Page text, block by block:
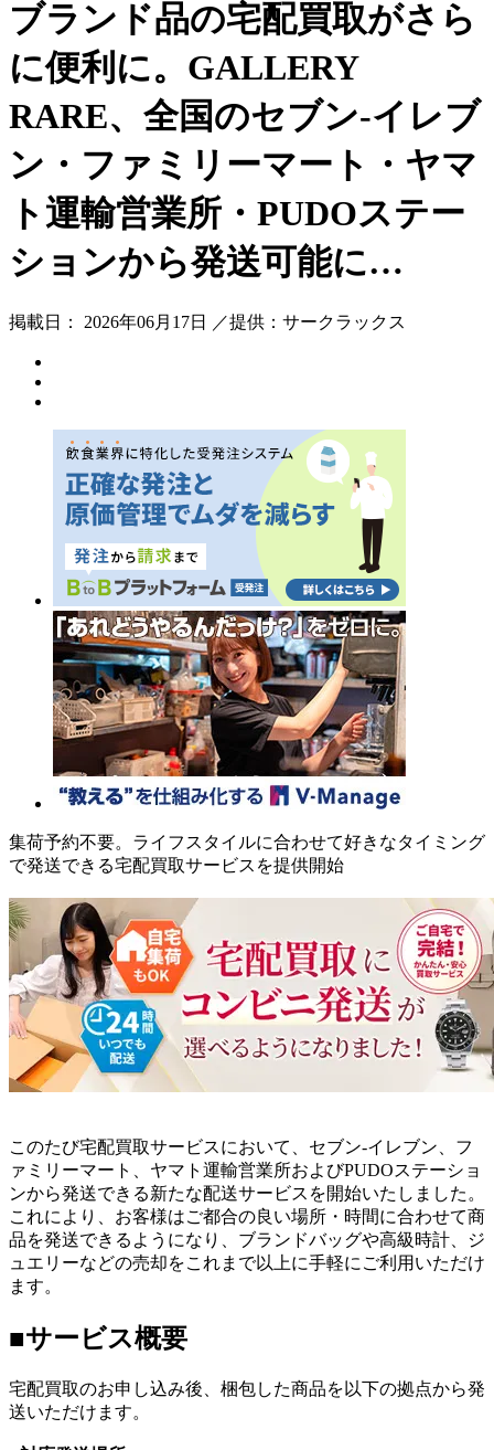
ブランド品の宅配買取がさら
に便利に。GALLERY
RARE、全国のセブン‐イレブ
ン・ファミリーマート・ヤマ
ト運輸営業所・PUDOステー
ションから発送可能に…
掲載日： 2026年06月17日 ／提供：サークラックス
集荷予約不要。ライフスタイルに合わせて好きなタイミング
で発送できる宅配買取サービスを提供開始
このたび宅配買取サービスにおいて、セブン‐イレブン、フ
ァミリーマート、ヤマト運輸営業所およびPUDOステーショ
ンから発送できる新たな配送サービスを開始いたしました。
これにより、お客様はご都合の良い場所・時間に合わせて商
品を発送できるようになり、ブランドバッグや高級時計、ジ
ュエリーなどの売却をこれまで以上に手軽にご利用いただけ
ます。
■サービス概要
宅配買取のお申し込み後、梱包した商品を以下の拠点から発
送いただけます。